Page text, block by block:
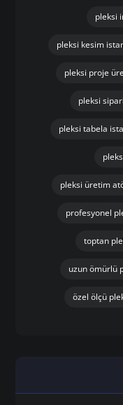
pleksi
pleksi kesim
pleksi proje
pleksi
pleksi tabela
pleksi üretim
profesyonel
toptan
uzun ömürlü
özel ölçü